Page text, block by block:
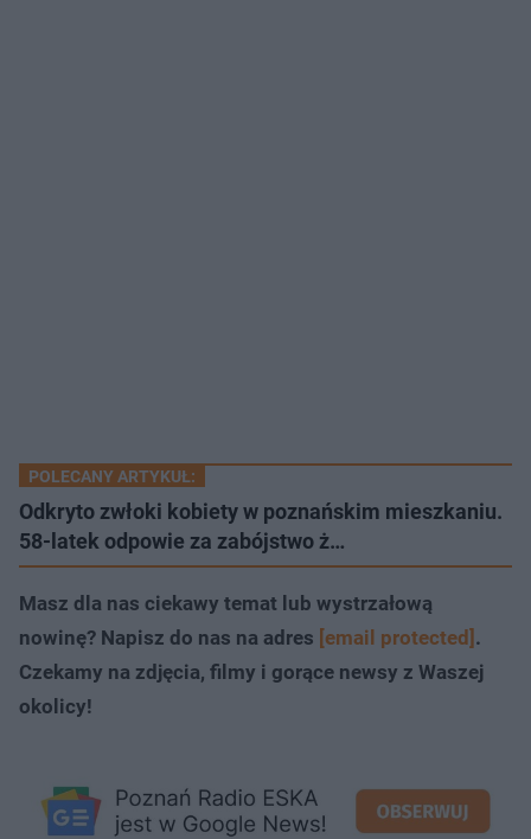
POLECANY ARTYKUŁ:
Odkryto zwłoki kobiety w poznańskim mieszkaniu.
58-latek odpowie za zabójstwo ż…
Masz dla nas ciekawy temat lub wystrzałową
nowinę? Napisz do nas na adres [email protected] .
Czekamy na zdjęcia, filmy i gorące newsy z Waszej
okolicy!